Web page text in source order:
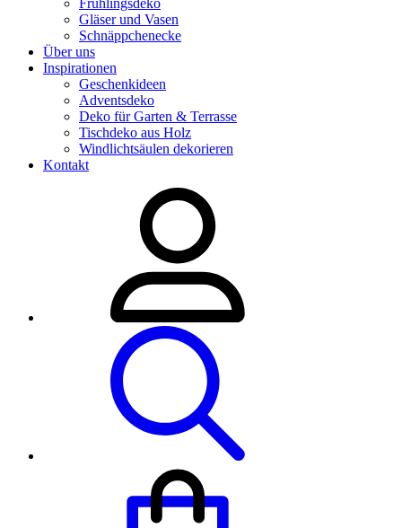
Frühlingsdeko
Gläser und Vasen
Schnäppchenecke
Über uns
Inspirationen
Geschenkideen
Adventsdeko
Deko für Garten & Terrasse
Tischdeko aus Holz
Windlichtsäulen dekorieren
Kontakt